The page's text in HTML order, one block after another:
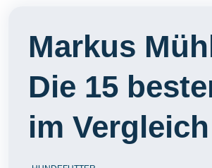
Markus
Die 15
im Vergleich